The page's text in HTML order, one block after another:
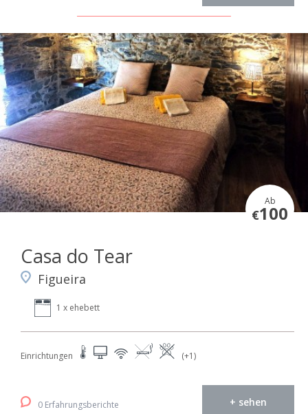
Ab
€100
Casa do Tear
Figueira
1 x ehebett
Einrichtungen (+1)
0 Erfahrungsberichte + sehen